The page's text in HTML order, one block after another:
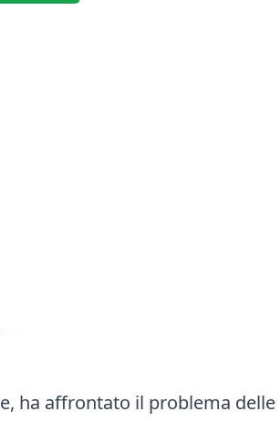
ha affrontato il problema delle